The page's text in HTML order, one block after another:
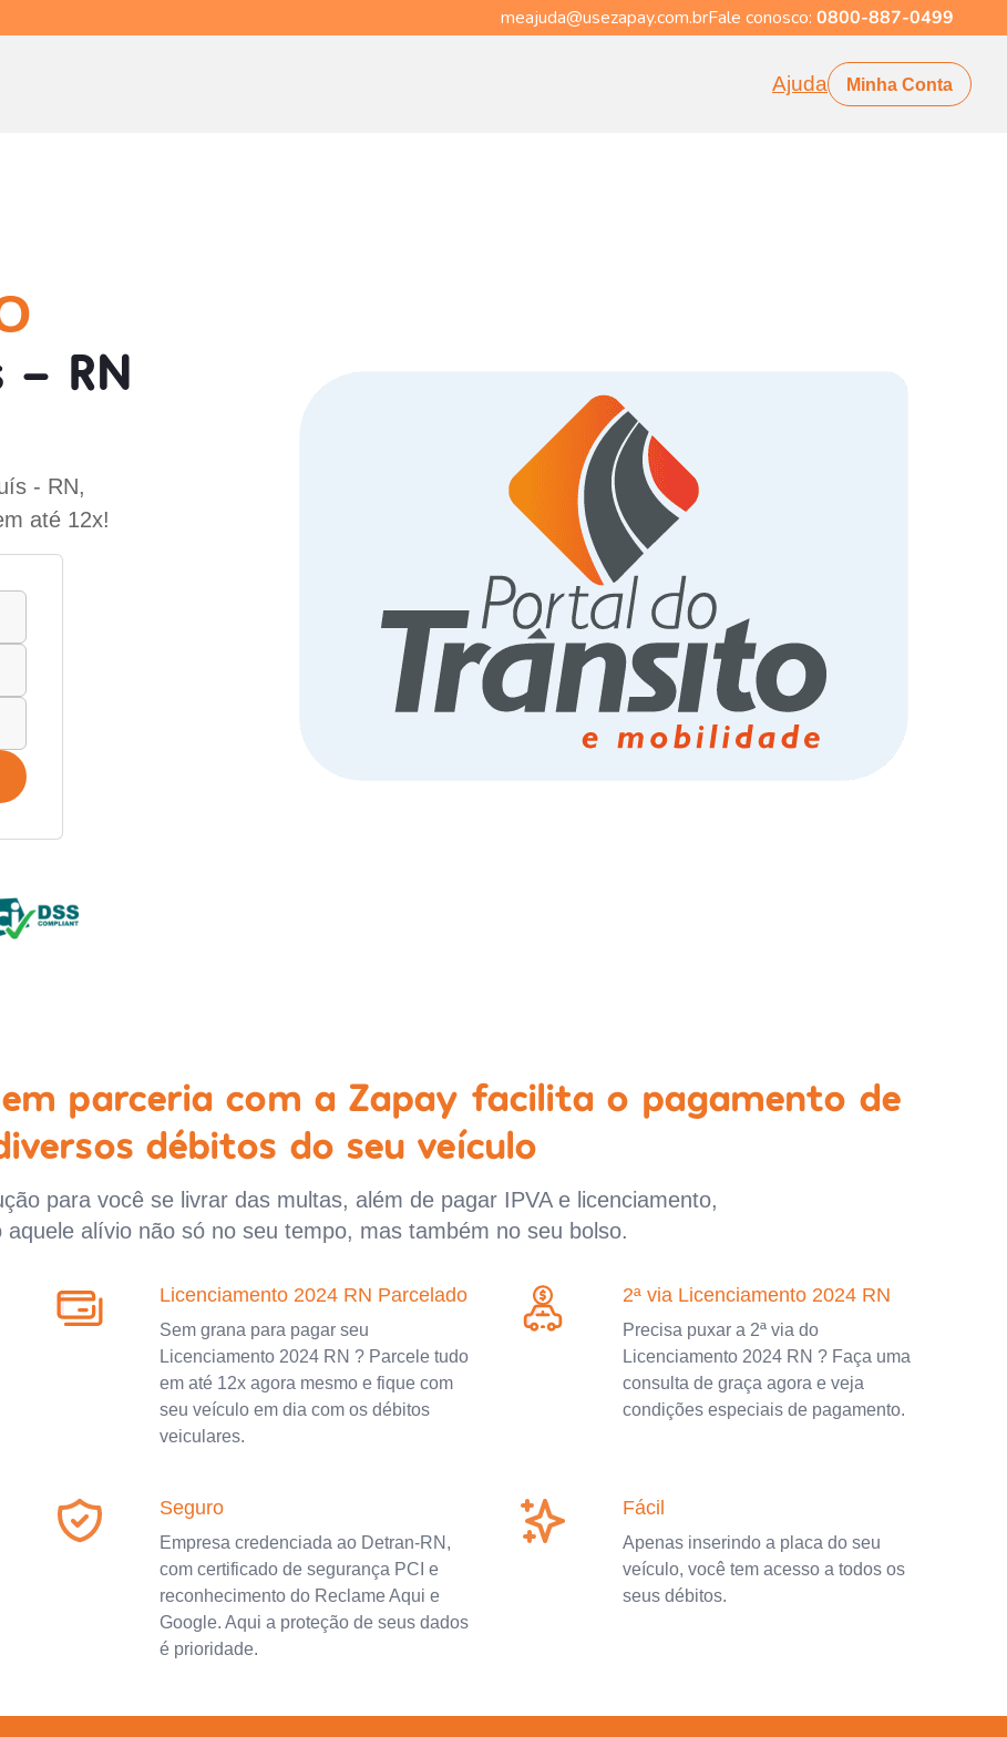
meajuda@usezapay.com.brFale conosco: 0800-887-0499
Ajuda Minha Conta
- RN
- RN,
até 12x!
parceria com a Zapay facilita o pagamento de
débitos do seu veículo
para você se livrar das multas, além de pagar IPVA e licenciamento,
aquele alívio não só no seu tempo, mas também no seu bolso.
Licenciamento 2024 RN Parcelado
Sem grana para pagar seu
Licenciamento 2024 RN ? Parcele tudo
em até 12x agora mesmo e fique com
seu veículo em dia com os débitos
veiculares.
2ª via Licenciamento 2024 RN
Precisa puxar a 2ª via do
Licenciamento 2024 RN ? Faça uma
consulta de graça agora e veja
condições especiais de pagamento.
Seguro
Empresa credenciada ao Detran-RN,
com certificado de segurança PCI e
reconhecimento do Reclame Aqui e
Google. Aqui a proteção de seus dados
é prioridade.
Fácil
Apenas inserindo a placa do seu
veículo, você tem acesso a todos os
seus débitos.